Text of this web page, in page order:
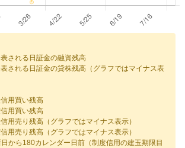
表される日証金の融資残高
表される日証金の貸株残高（グラフではマイナス表
信用買い残高
信用買い残高
信用売り残高（グラフではマイナス表示）
信用売り残高（グラフではマイナス表示）
日から180カレンダー日前（制度信用の建玉期限目